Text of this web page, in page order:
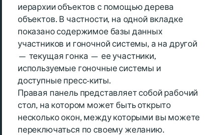
иерархии объектов с помощью дерева
объектов. В частности, на одной вкладке
показано содержимое базы данных
участников и гоночной системы, а на другой
— текущая гонка — ее участники,
используемые гоночные системы и
доступные пресс-киты.
Правая панель представляет собой рабочий
стол, на котором может быть открыто
несколько окон, между которыми вы можете
переключаться по своему желанию.